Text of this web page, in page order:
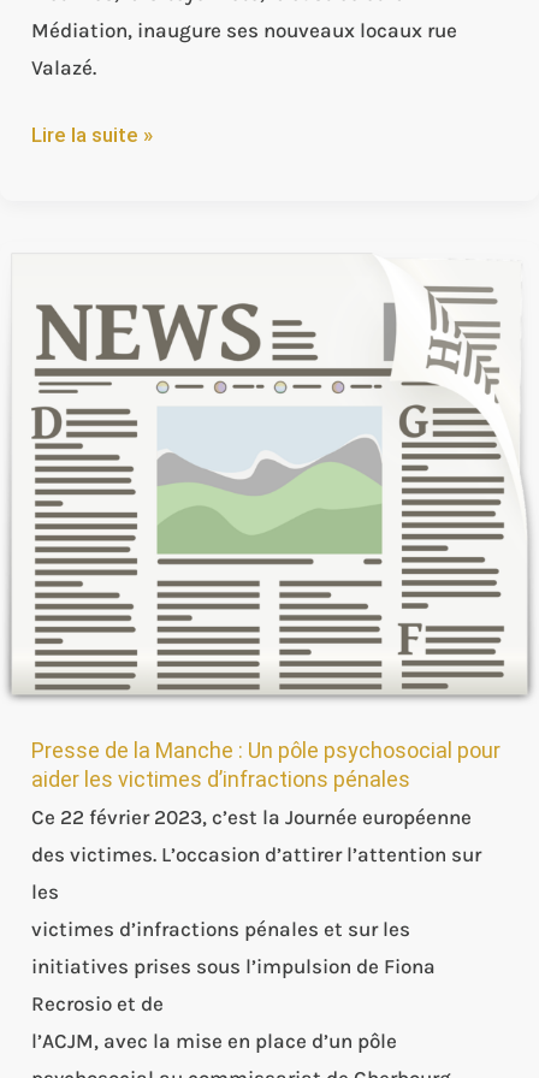
Médiation, inaugure ses nouveaux locaux rue
Valazé.
Lire la suite »
Presse de la Manche : Un pôle psychosocial pour
aider les victimes d’infractions pénales
Ce 22 février 2023, c’est la Journée européenne
des victimes. L’occasion d’attirer l’attention sur
les
victimes d’infractions pénales et sur les
initiatives prises sous l’impulsion de Fiona
Recrosio et de
l’ACJM, avec la mise en place d’un pôle
Manche
:
Un
pôle
psychosocial
pour
aider
les
victimes
d’infractions
pénales